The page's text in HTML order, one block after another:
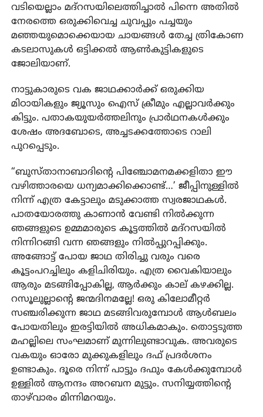
വടിയെല്ലാം മദ്റസയിലെത്തിച്ചാൽ പിന്നെ അതിൽ
നേരത്തെ ഒരുക്കിവെച്ച ചുവപ്പും പച്ചയും
മഞ്ഞയുമൊക്കെയായ ചായങ്ങൾ തേച്ച ത്രികോണ
കടലാസുകൾ ഒട്ടിക്കൽ ആൺകുട്ടികളുടെ
ജോലിയാണ്.
നാട്ടുകാരുടെ വക ജാഥക്കാർക്ക് ഒരുക്കിയ
മിഠായികളും ജ്യൂസും ഐസ് ക്രീമും എല്ലാവർക്കും
കിട്ടും. പതാകയുയർത്തലിനും പ്രാർഥനകൾക്കും
ശേഷം അദബോടെ, അച്ചടക്കത്തോടെ റാലി
പുറപ്പെടും.
“ബുസ്താനാബാദിന്റെ പിഞ്ചോമനമക്കളിതാ ഈ
വഴിത്താരയെ ധന്യമാക്കിക്കൊണ്ട്…’ ജീപ്പിനുള്ളിൽ
നിന്ന് എത്ര കേട്ടാലും മടുക്കാത്ത സ്വരജാഥകൾ.
പാതയോരത്തു കാണാൻ വേണ്ടി നിൽക്കുന്ന
ഞങ്ങളുടെ ഉമ്മമാരുടെ കൂട്ടത്തിൽ മദ്റസയിൽ
നിന്നിറങ്ങി വന്ന ഞങ്ങളും നിൽപ്പുറപ്പിക്കും.
അങ്ങോട്ട് പോയ ജാഥ തിരിച്ചു വരും വരെ
കൂട്ടംപറച്ചിലും കളിചിരിയും. എത്ര വൈകിയാലും
ആരും മടങ്ങിപ്പോകില്ല, ആർക്കും കാല് കഴക്കില്ല.
റസൂലുല്ലാന്റെ ജന്മദിനമല്ലേ! ഒരു കിലോമീറ്റർ
സഞ്ചരിക്കുന്ന ജാഥ മടങ്ങിവരുമ്പോൾ ആൾബലം
പോയതിലും ഇരട്ടിയിൽ അധികമാകും. തൊട്ടടുത്ത
മഹല്ലിലെ സംഘമാണ് മുന്നിലുണ്ടാവുക. അവരുടെ
വകയും ഓരോ മുക്കുകളിലും ദഫ് പ്രദർശനം
ഉണ്ടാകും. ദൂരെ നിന്ന് പാട്ടും ദഫും കേൾക്കുമ്പോൾ
ഉള്ളിൽ ആനന്ദം അറബന മുട്ടും. സനിയ്യത്തിന്റെ
താഴ്‌വാരം മിന്നിമറയും.